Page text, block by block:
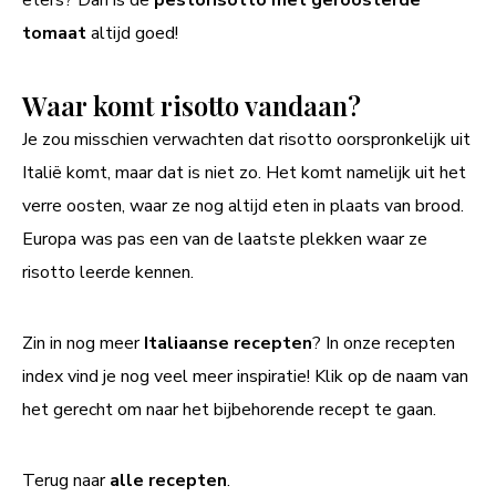
tomaataltijd goed!
Waar komt risotto vandaan?
Je zou misschien verwachten dat risotto oorspronkelijk uit
Italië komt, maar dat is niet zo. Het komt namelijk uit het
verre oosten, waar ze nog altijd eten in plaats van brood.
Europa was pas een van de laatste plekken waar ze
risotto leerde kennen.
Zin in nog meerItaliaanse recepten? In onze recepten
index vind je nog veel meer inspiratie! Klik op de naam van
het gerecht om naar het bijbehorende recept te gaan.
Terug naaralle recepten.